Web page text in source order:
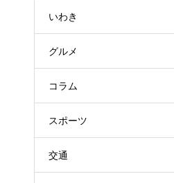
いわき
グルメ
コラム
スポーツ
交通